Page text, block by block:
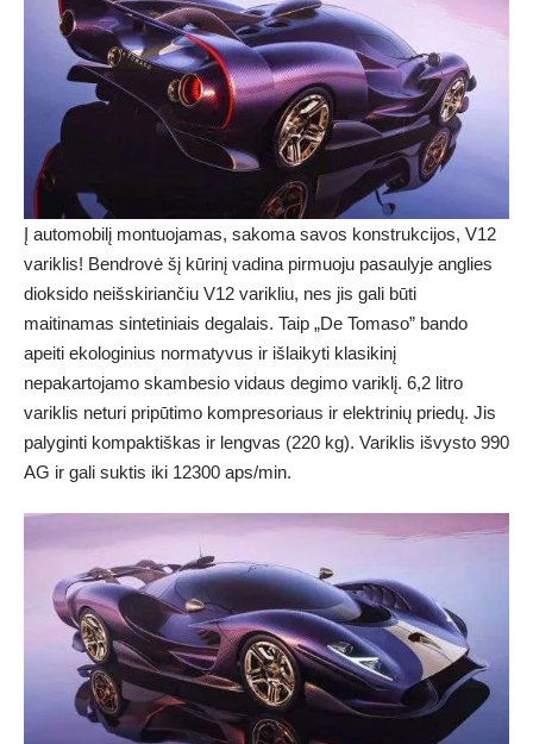
Į automobilį montuojamas, sakoma savos konstrukcijos, V12
variklis! Bendrovė šį kūrinį vadina pirmuoju pasaulyje anglies
dioksido neišskiriančiu V12 varikliu, nes jis gali būti
maitinamas sintetiniais degalais. Taip „De Tomaso” bando
apeiti ekologinius normatyvus ir išlaikyti klasikinį
nepakartojamo skambesio vidaus degimo variklį. 6,2 litro
variklis neturi pripūtimo kompresoriaus ir elektrinių priedų. Jis
palyginti kompaktiškas ir lengvas (220 kg). Variklis išvysto 990
AG ir gali suktis iki 12300 aps/min.